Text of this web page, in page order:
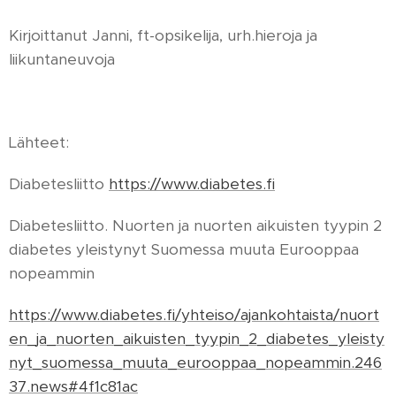
Kirjoittanut Janni, ft-opsikelija, urh.hieroja ja
liikuntaneuvoja
Lähteet:
Diabetesliitto https://www.diabetes.fi
Diabetesliitto. Nuorten ja nuorten aikuisten tyypin 2
diabetes yleistynyt Suomessa muuta Eurooppaa
nopeammin
https://www.diabetes.fi/yhteiso/ajankohtaista/nuort
en_ja_nuorten_aikuisten_tyypin_2_diabetes_yleisty
nyt_suomessa_muuta_eurooppaa_nopeammin.246
37.news#4f1c81ac